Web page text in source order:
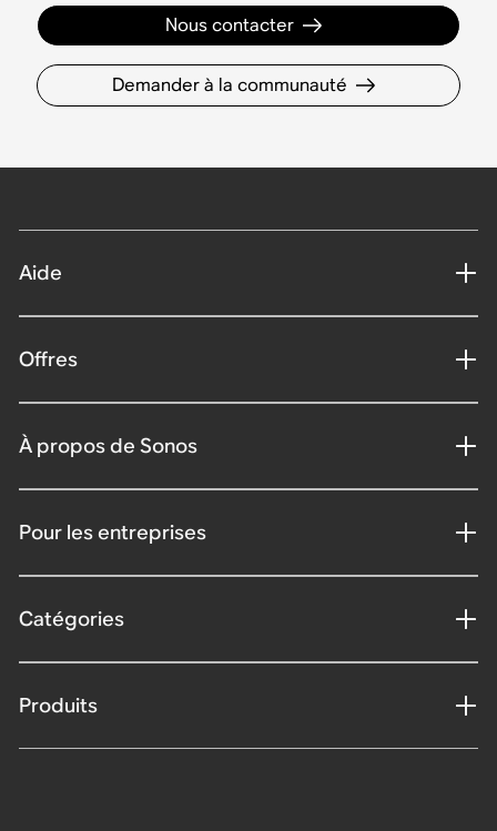
Nous contacter
Demander à la communauté
Aide
Offres
À propos de Sonos
Pour les entreprises
Catégories
Produits